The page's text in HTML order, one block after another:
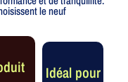
le neuf
Idéal pour